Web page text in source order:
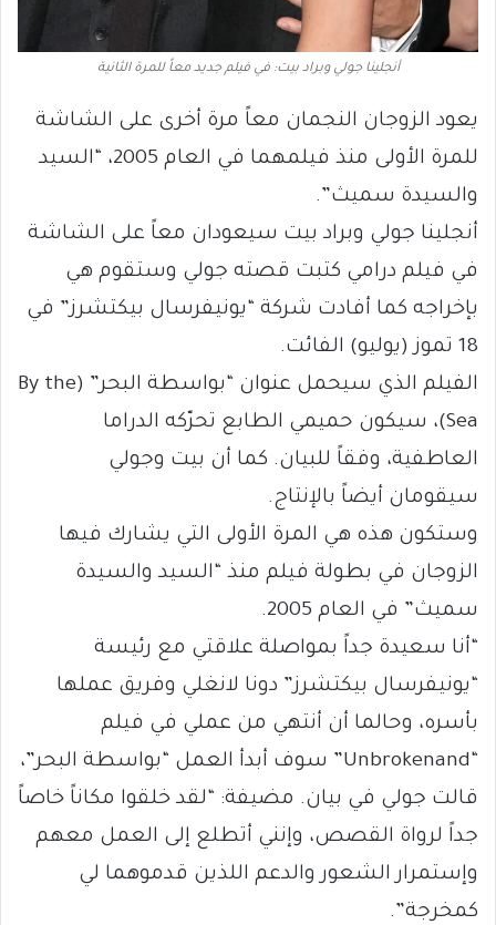
أنجلينا جولي وبراد بيت: في فيلم جديد معاً للمرة الثانية
يعود الزوجان النجمان معاً مرة أخرى على الشاشة
للمرة الأولى منذ فيلمهما في العام 2005، “السيد
والسيدة سميث”.
أنجلينا جولي وبراد بيت سيعودان معاً على الشاشة
في فيلم درامي كتبت قصته جولي وستقوم هي
بإخراجه كما أفادت شركة “يونيفرسال بيكتشرز” في
18 تموز (يوليو) الفائت.
الفيلم الذي سيحمل عنوان “بواسطة البحر” (By the
Sea)، سيكون حميمي الطابع تحرّكه الدراما
العاطفية، وفقاً للبيان. كما أن بيت وجولي
سيقومان أيضاً بالإنتاج.
وستكون هذه هي المرة الأولى التي يشارك فيها
الزوجان في بطولة فيلم منذ “السيد والسيدة
سميث” في العام 2005.
“أنا سعيدة جداً بمواصلة علاقتي مع رئيسة
“يونيفرسال بيكتشرز” دونا لانغلي وفريق عملها
بأسره، وحالما أن أنتهي من عملي في فيلم
“Unbrokenand” سوف أبدأ العمل “بواسطة البحر”،
قالت جولي في بيان. مضيفة: “لقد خلقوا مكاناً خاصاً
جداً لرواة القصص، وإنني أتطلع إلى العمل معهم
وإستمرار الشعور والدعم اللذين قدموهما لي
كمخرجة”.